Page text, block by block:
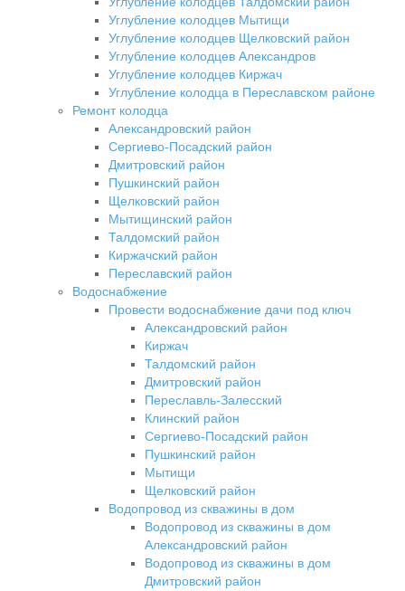
Углубление колодцев Мытищи
Углубление колодцев Щелковский район
Углубление колодцев Александров
Углубление колодцев Киржач
Углубление колодца в Переславском районе
Ремонт колодца
Александровский район
Сергиево-Посадский район
Дмитровский район
Пушкинский район
Щелковский район
Мытищинский район
Талдомский район
Киржачский район
Переславский район
Водоснабжение
Провести водоснабжение дачи под ключ
Александровский район
Киржач
Талдомский район
Дмитровский район
Переславль-Залесский
Клинский район
Сергиево-Посадский район
Пушкинский район
Мытищи
Щелковский район
Водопровод из скважины в дом
Водопровод из скважины в дом
Александровский район
Водопровод из скважины в дом
Дмитровский район